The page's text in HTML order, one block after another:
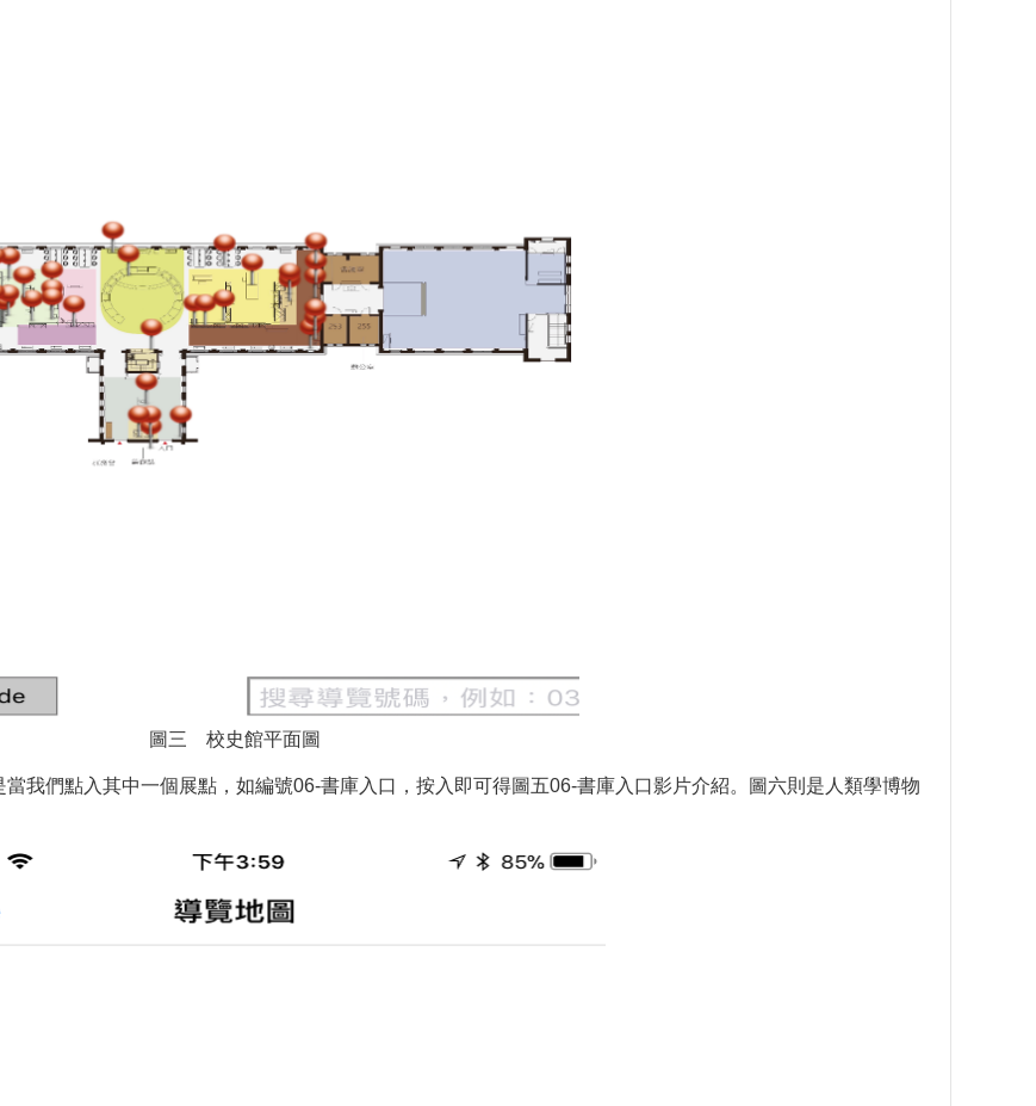
圖三 校史館平面圖
我們點入其中一個展點，如編號06-書庫入口，按入即可得圖五06-書庫入口影片介紹。圖六則是人類學博物